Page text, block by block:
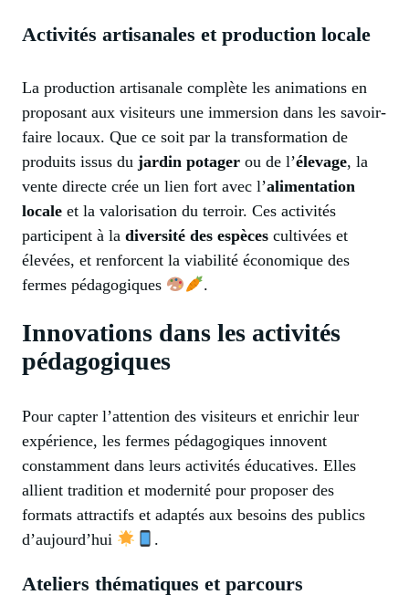
Activités artisanales et production locale
La production artisanale complète les animations en
proposant aux visiteurs une immersion dans les savoir-
faire locaux. Que ce soit par la transformation de
produits issus du jardin potager ou de l’élevage, la
vente directe crée un lien fort avec l’alimentation
locale et la valorisation du terroir. Ces activités
participent à la diversité des espèces cultivées et
élevées, et renforcent la viabilité économique des
fermes pédagogiques
.
Innovations dans les activités
pédagogiques
Pour capter l’attention des visiteurs et enrichir leur
expérience, les fermes pédagogiques innovent
constamment dans leurs activités éducatives. Elles
allient tradition et modernité pour proposer des
formats attractifs et adaptés aux besoins des publics
d’aujourd’hui
.
Ateliers thématiques et parcours